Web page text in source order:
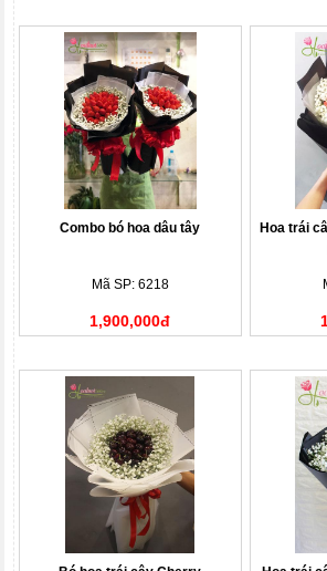
Combo bó hoa dâu tây
Mã SP: 6218
1,900,000đ
Hoa trái